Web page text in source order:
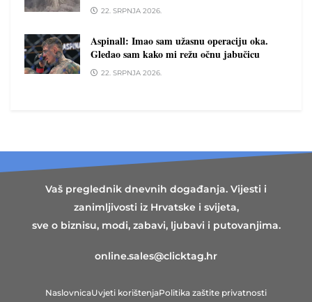
22. SRPNJA 2026.
Aspinall: Imao sam užasnu operaciju oka.
Gledao sam kako mi režu očnu jabučicu
22. SRPNJA 2026.
Vaš preglednik dnevnih događanja. Vijesti i
zanimljivosti iz Hrvatske i svijeta,
sve o biznisu, modi, zabavi, ljubavi i putovanjima.
online.sales@clicktag.hr
NaslovnicaUvjeti korištenjaPolitika zaštite privatnosti